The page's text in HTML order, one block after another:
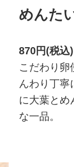
めんた
870円(税込)
こだわり
んわり丁寧
に大葉とめ
な一品。